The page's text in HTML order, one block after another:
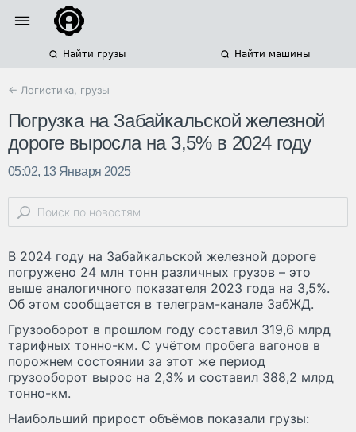
Найти грузы Найти машины
← Логистика, грузы
Погрузка на Забайкальской железной
дороге выросла на 3,5% в 2024 году
05:02, 13 Января 2025
В 2024 году на Забайкальской железной дороге
погружено 24 млн тонн различных грузов – это
выше аналогичного показателя 2023 года на 3,5%.
Об этом сообщается в телеграм-канале ЗабЖД.
Грузооборот в прошлом году составил 319,6 млрд
тарифных тонно-км. С учётом пробега вагонов в
порожнем состоянии за этот же период
грузооборот вырос на 2,3% и составил 388,2 млрд
тонно-км.
Наибольший прирост объёмов показали грузы: